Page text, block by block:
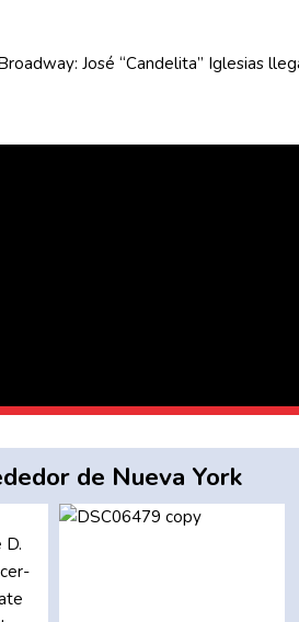
José “Candelita” Iglesias
de Nueva York